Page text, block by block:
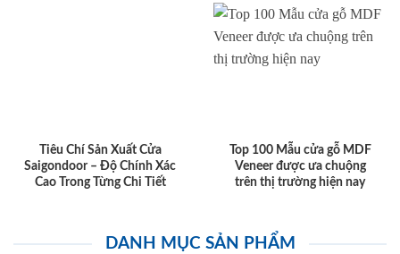
Tiêu Chí Sản Xuất Cửa
Saigondoor – Độ Chính Xác
Cao Trong Từng Chi Tiết
Top 100 Mẫu cửa gỗ MDF
Veneer được ưa chuộng
trên thị trường hiện nay
DANH MỤC SẢN PHẨM